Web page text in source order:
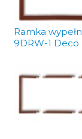
Ramka
9DRW-1 Deco